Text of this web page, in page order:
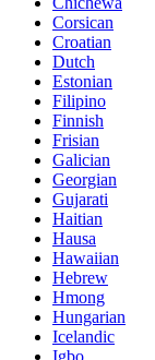
Corsican
Croatian
Dutch
Estonian
Filipino
Finnish
Frisian
Galician
Georgian
Gujarati
Haitian
Hausa
Hawaiian
Hebrew
Hmong
Hungarian
Icelandic
Igbo